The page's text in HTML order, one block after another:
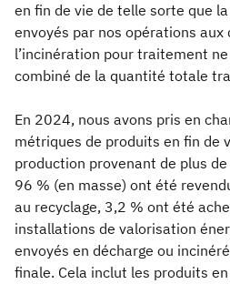
en fin de vie de telle sorte que
envoyés par nos opérations aux
l’incinération pour traitement
combiné de la quantité totale
En 2024, nous avons pris en
métriques de produits en fin de
production provenant de plus
96 % (en masse) ont été
au recyclage, 3,2 % ont été
installations de valorisation
envoyés en décharge ou
finale. Cela inclut les produits